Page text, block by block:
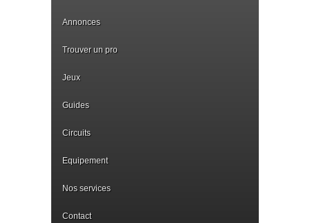
Annonces
Trouver un pro
Jeux
Guides
Circuits
Equipement
Nos services
Contact